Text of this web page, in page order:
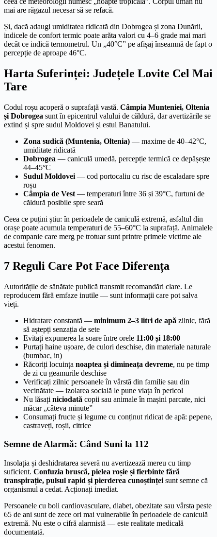
mai are răgazul necesar să se refacă.
Și, dacă adaugi umiditatea ridicată din Dobrogea și zona Dunării,
indicele de confort termic poate arăta valori cu 4–6 grade mai mari
decât ce indică termometrul. Un „40°C” pe afișaj înseamnă de fapt o
percepție de aproape 46°C.
Harta Suferinței: Județele Lovite Cel Mai
Tare
Codul roșu acoperă o suprafață vastă. Câmpia Munteniei, Oltenia
și Dobrogea sunt în epicentrul valului de căldură, dar avertizările se
extind și spre sudul Moldovei și estul Banatului.
Zona sudică (Muntenia, Oltenia) — maxime de 40–42°C,
umiditate ridicată
Dobrogea — caniculă umedă, percepție termică ce depășește
44–45°C
Sudul Moldovei — cod portocaliu cu risc de escaladare spre
roșu
Câmpia de Vest — temperaturi între 36 și 39°C, furtuni de
căldură posibile spre seară
Ceea ce puțini știu: în perioadele de caniculă extremă, asfaltul din
orașe poate acumula temperaturi de 55–60°C la suprafață. Animalele
de companie care merg pe trotuar sunt printre primele victime ale
acestui fenomen.
7 Reguli Care Pot Face Diferența
Autoritățile de sănătate publică transmit recomandări clare. Le
reproducem fără emfaze inutile — sunt informații care pot salva
vieți.
Hidratare constantă — minimum 2–3 litri de apă zilnic, fără
să aștepți senzația de sete
Evitați expunerea la soare între orele 11:00 și 18:00
Purtați haine ușoare, de culori deschise, din materiale naturale
(bumbac, in)
Răcoriți locuința noaptea și dimineața devreme, nu pe timp
de zi cu geamurile deschise
Verificați zilnic persoanele în vârstă din familie sau din
vecinătate — izolarea socială le pune viața în pericol
Nu lăsați niciodată copii sau animale în mașini parcate, nici
măcar „câteva minute”
Consumați fructe și legume cu conținut ridicat de apă: pepene,
castraveți, roșii, citrice
Semne de Alarmă: Când Suni la 112
Insolația și deshidratarea severă nu avertizează mereu cu timp
suficient. Confuzia bruscă, pielea roșie și fierbinte fără
transpirație, pulsul rapid și pierderea cunoștinței sunt semne că
organismul a cedat. Acționați imediat.
Persoanele cu boli cardiovasculare, diabet, obezitate sau vârsta peste
65 de ani sunt de zece ori mai vulnerabile în perioadele de caniculă
extremă. Nu este o cifră alarmistă — este realitate medicală
documentată.